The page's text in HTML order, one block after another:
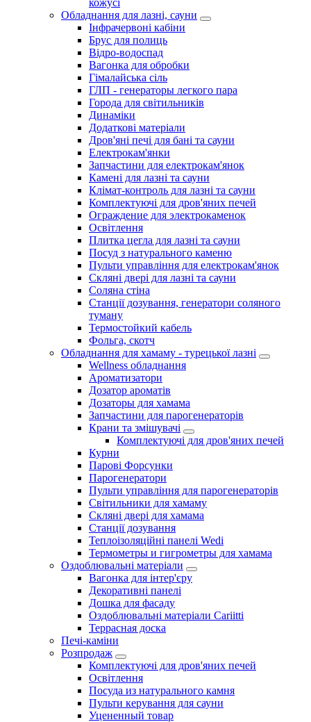
Обладнання для лазні, сауни
Інфрачервоні кабіни
Брус для полиць
Відро-водоспад
Вагонка для обробки
Гімалайська сіль
ГЛП - генераторы легкого пара
Города для світильників
Динаміки
Додаткові матеріали
Дров'яні печі для бані та сауни
Електрокам'янки
Запчастини для електрокам'янок
Камені для лазні та сауни
Клімат-контроль для лазні та сауни
Комплектуючі для дров'яних печей
Ограждение для электрокаменок
Освітлення
Плитка цегла для лазні та сауни
Посуд з натурального каменю
Пульти управління для електрокам'янок
Скляні двері для лазні та сауни
Соляна стіна
Станції дозування, генератори соляного
туману
Термостойкий кабель
Фольга, скотч
Обладнання для хамаму - турецької лазні
Wellness обладнання
Ароматизатори
Дозатор ароматів
Дозаторы для хамама
Запчастини для парогенераторів
Крани та змішувачі
Комплектуючі для дров'яних печей
Курни
Парові Форсунки
Парогенератори
Пульти управління для парогенераторів
Світильники для хамаму
Скляні двері для хамама
Станції дозування
Теплоізоляційні панелі Wedi
Термометры и гигрометры для хамама
Оздоблювальні матеріали
Вагонка для інтер'єру
Декоративні панелі
Дошка для фасаду
Оздоблювальні матеріали Cariitti
Террасная доска
Печі-каміни
Розпродаж
Комплектуючі для дров'яних печей
Освітлення
Посуда из натурального камня
Пульти керування для сауни
Уцененный товар